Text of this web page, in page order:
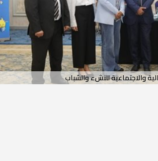
والاجتماعية للنشء والشباب